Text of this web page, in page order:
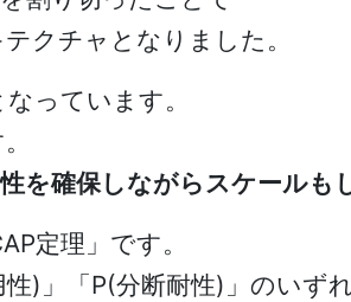
クチャとなりました。
っています。
を確保しながらスケールも
定理」です。
)」「P(分断耐性)」のい